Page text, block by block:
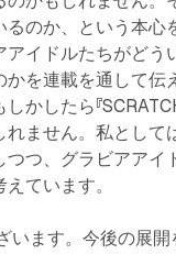
るのか、という本心
アイドルたちがどう
かを連載を通して伝
かしたら『
れません。私として
つつ、グラビアアイ
ています。
います。今後の展